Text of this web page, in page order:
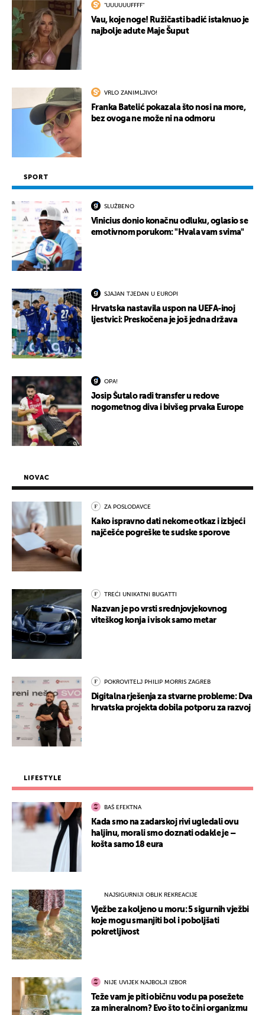
"UUUUUUFFFF"
Vau, koje noge! Ružičasti badić istaknuo je
najbolje adute Maje Šuput
VRLO ZANIMLJIVO!
Franka Batelić pokazala što nosi na more,
bez ovoga ne može ni na odmoru
SPORT
SLUŽBENO
Vinicius donio konačnu odluku, oglasio se
emotivnom porukom: "Hvala vam svima"
SJAJAN TJEDAN U EUROPI
Hrvatska nastavila uspon na UEFA-inoj
ljestvici: Preskočena je još jedna država
OPA!
Josip Šutalo radi transfer u redove
nogometnog diva i bivšeg prvaka Europe
NOVAC
ZA POSLODAVCE
Kako ispravno dati nekome otkaz i izbjeći
najčešće pogreške te sudske sporove
TREĆI UNIKATNI BUGATTI
Nazvan je po vrsti srednjovjekovnog
viteškog konja i visok samo metar
POKROVITELJ PHILIP MORRIS ZAGREB
Digitalna rješenja za stvarne probleme: Dva
hrvatska projekta dobila potporu za razvoj
LIFESTYLE
BAŠ EFEKTNA
Kada smo na zadarskoj rivi ugledali ovu
haljinu, morali smo doznati odakle je –
košta samo 18 eura
NAJSIGURNIJI OBLIK REKREACIJE
Vježbe za koljeno u moru: 5 sigurnih vježbi
koje mogu smanjiti bol i poboljšati
pokretljivost
NIJE UVIJEK NAJBOLJI IZBOR
Teže vam je piti običnu vodu pa posežete
za mineralnom? Evo što to čini organizmu